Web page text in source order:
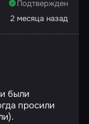
Подтвержден
2 месяца назад
были
просили